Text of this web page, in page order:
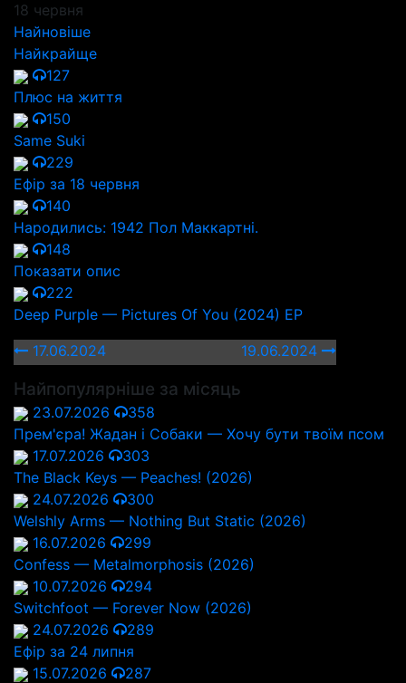
18 червня
Найновіше
Найкрайще
127
Плюс на життя
150
Same Suki
229
Ефір за 18 червня
140
Народились: 1942 Пол Маккартні.
148
Показати опис
222
Deep Purple — Pictures Of You (2024) EP
17.06.2024
19.06.2024
Найпопулярніше за місяць
23.07.2026
358
Прем'єра! Жадан і Собаки — Хочу бути твоїм псом
17.07.2026
303
The Black Keys — Peaches! (2026)
24.07.2026
300
Welshly Arms — Nothing But Static (2026)
16.07.2026
299
Confess — Metalmorphosis (2026)
10.07.2026
294
Switchfoot — Forever Now (2026)
24.07.2026
289
Ефір за 24 липня
15.07.2026
287